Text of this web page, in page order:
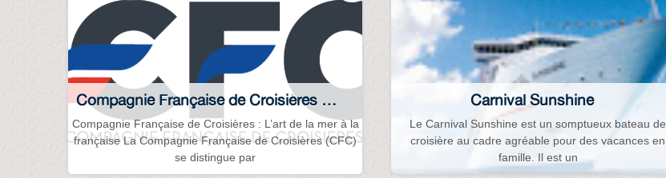
Compagnie Française de Croisières CFC
Compagnie Française de Croisières : L’art de la mer à la
française La Compagnie Française de Croisières (CFC)
se distingue par
Carnival Sunshine
Le Carnival Sunshine est un somptueux bateau de
croisière au cadre agréable pour des vacances en
famille. Il est un